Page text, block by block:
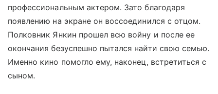
профессиональным актером. Зато благодаря
появлению на экране он воссоединился с отцом.
Полковник Янкин прошел всю войну и после ее
окончания безуспешно пытался найти свою семью.
Именно кино помогло ему, наконец, встретиться с
сыном.